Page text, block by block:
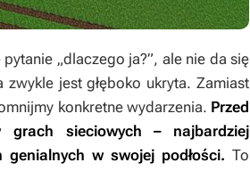
„dlaczego ja?”, ale nie da się
jest głęboko ukryta. Zamiast
konkretne wydarzenia. Przed
grach sieciowych – najbardziej
w swojej podłości. To